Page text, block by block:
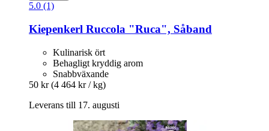
5.0 (1)
Kiepenkerl Ruccola "Ruca", Såband
Kulinarisk ört
Behagligt kryddig arom
Snabbväxande
50 kr (4 464 kr / kg)
Leverans till 17. augusti